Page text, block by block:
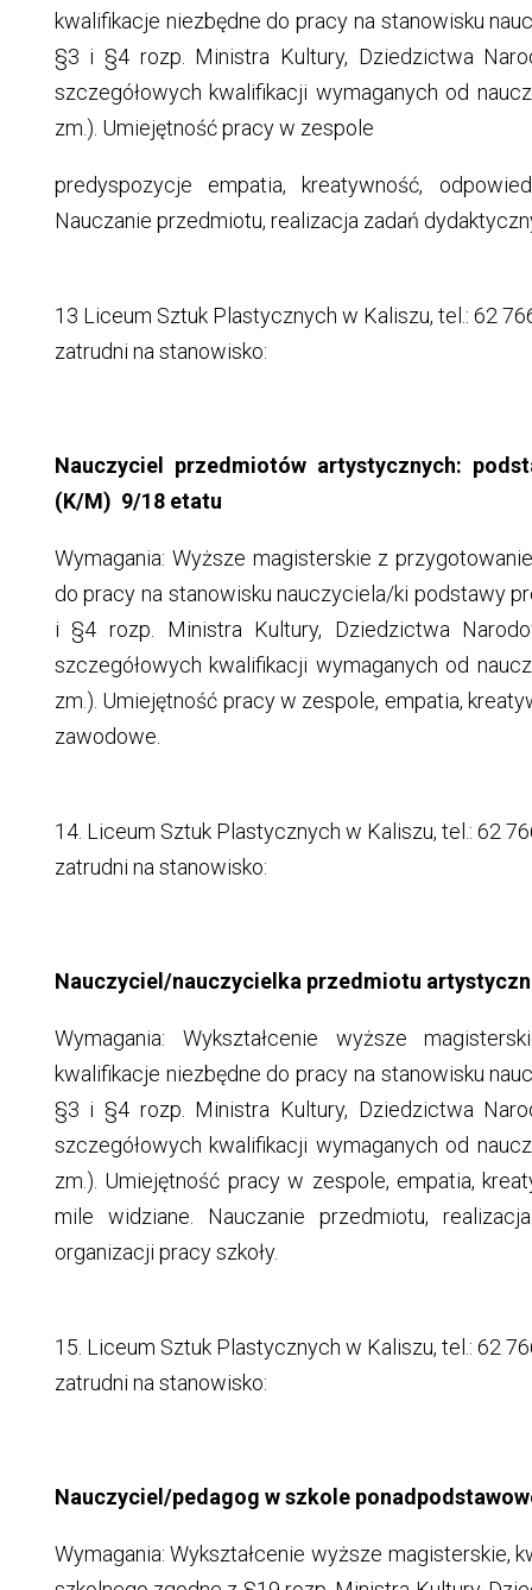
kwalifikacje niezbędne do pracy na stanowisku
§3 i §4 rozp. Ministra Kultury, Dziedzictwa
szczegółowych kwalifikacji wymaganych od
zm.). Umiejętność pracy w zespole
predyspozycje empatia, kreatywność,
Nauczanie przedmiotu, realizacja zadań
13 Liceum Sztuk Plastycznych w Kaliszu, tel.: 62
zatrudni na stanowisko:
Nauczyciel przedmiotów artystycznych:
(K/M) 9/18 etatu
Wymagania: Wyższe magisterskie z
do pracy na stanowisku nauczyciela/ki podstawy
i §4 rozp. Ministra Kultury, Dziedzictwa
szczegółowych kwalifikacji wymaganych od
zm.). Umiejętność pracy w zespole, empatia,
zawodowe.
14. Liceum Sztuk Plastycznych w Kaliszu, tel.: 62
zatrudni na stanowisko:
Nauczyciel/nauczycielka przedmiotu
Wymagania: Wykształcenie wyższe
kwalifikacje niezbędne do pracy na stanowisku
§3 i §4 rozp. Ministra Kultury, Dziedzictwa
szczegółowych kwalifikacji wymaganych od
zm.). Umiejętność pracy w zespole, empatia,
mile widziane. Nauczanie przedmiotu,
organizacji pracy szkoły.
15. Liceum Sztuk Plastycznych w Kaliszu, tel.: 62
zatrudni na stanowisko:
Nauczyciel/pedagog w szkole
Wymagania: Wykształcenie wyższe magisterskie,